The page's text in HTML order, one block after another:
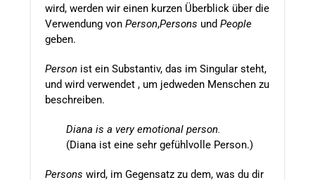
wird, werden wir einen kurzen Überblick über die
Verwendung von Person,Persons und People
geben.
Person ist ein Substantiv, das im Singular steht,
und wird verwendet , um jedweden Menschen zu
beschreiben.
Diana is a very emotional person.
(Diana ist eine sehr gefühlvolle Person.)
Persons wird, im Gegensatz zu dem, was du dir